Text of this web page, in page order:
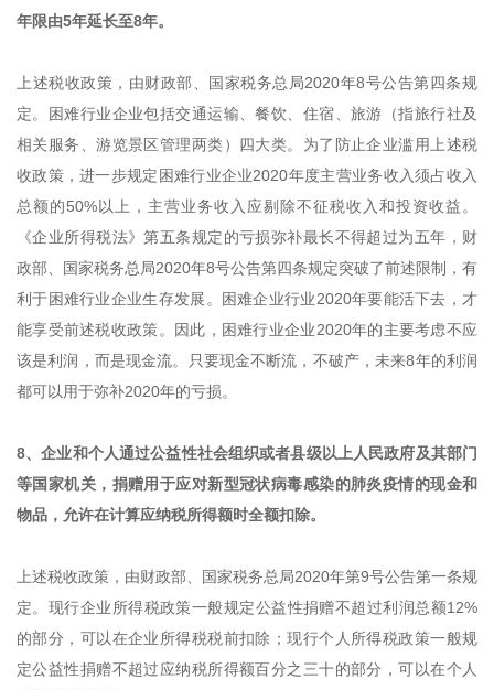
年限由5年延长至8年。
上述税收政策，由财政部、国家税务总局2020年8号公告第四条规
定。困难行业企业包括交通运输、餐饮、住宿、旅游（指旅行社及
相关服务、游览景区管理两类）四大类。为了防止企业滥用上述税
收政策，进一步规定困难行业企业2020年度主营业务收入须占收入
总额的50%以上，主营业务收入应剔除不征税收入和投资收益。
《企业所得税法》第五条规定的亏损弥补最长不得超过为五年，财
政部、国家税务总局2020年8号公告第四条规定突破了前述限制，有
利于困难行业企业生存发展。困难企业行业2020年要能活下去，才
能享受前述税收政策。因此，困难行业企业2020年的主要考虑不应
该是利润，而是现金流。只要现金不断流，不破产，未来8年的利润
都可以用于弥补2020年的亏损。
8、企业和个人通过公益性社会组织或者县级以上人民政府及其部门
等国家机关，捐赠用于应对新型冠状病毒感染的肺炎疫情的现金和
物品，允许在计算应纳税所得额时全额扣除。
上述税收政策，由财政部、国家税务总局2020年第9号公告第一条规
定。现行企业所得税政策一般规定公益性捐赠不超过利润总额12%
的部分，可以在企业所得税税前扣除；现行个人所得税政策一般规
定公益性捐赠不超过应纳税所得额百分之三十的部分，可以在个人